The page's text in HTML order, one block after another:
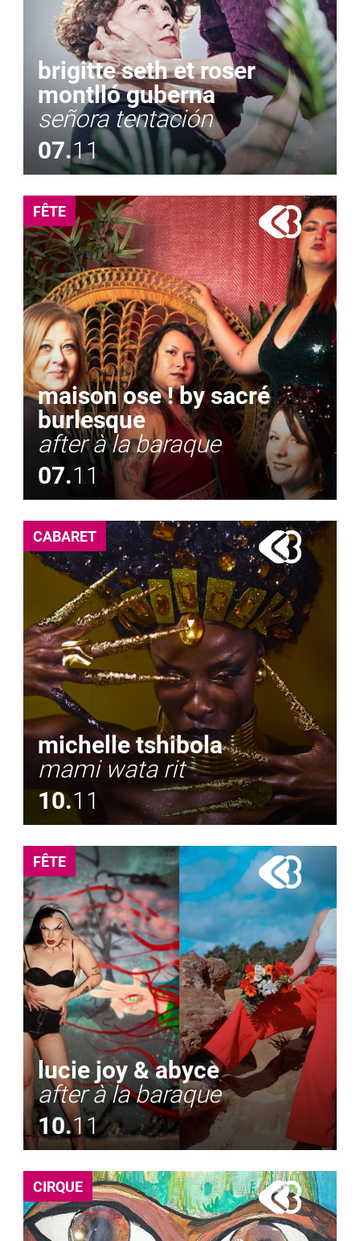
brigitte seth et roser
montlló guberna
señora tentación
07.11
FÊTE
maison ose ! by sacré
burlesque
after à la baraque
07.11
CABARET
michelle tshibola
mami wata rit
10.11
FÊTE
lucie joy & abyce
after à la baraque
10.11
CIRQUE